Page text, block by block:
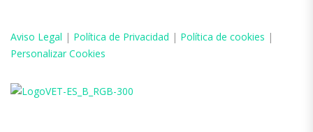
Aviso Legal | Política de Privacidad | Política de cookies |
Personalizar Cookies